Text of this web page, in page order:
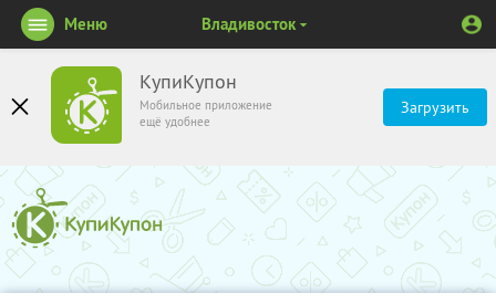
КупиКупон
Мобильное приложение
ещё удобнее
Загрузить
Меню Владивосток